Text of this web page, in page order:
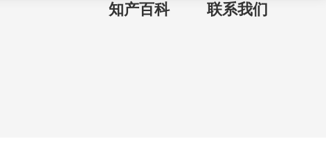
知产百科 联系我们